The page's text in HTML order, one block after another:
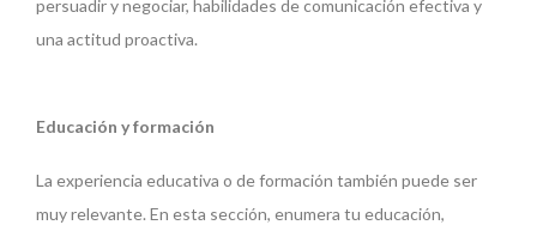
persuadir y negociar, habilidades de comunicación efectiva y
una actitud proactiva.
Educación y formación
La experiencia educativa o de formación también puede ser
muy relevante. En esta sección, enumera tu educación,